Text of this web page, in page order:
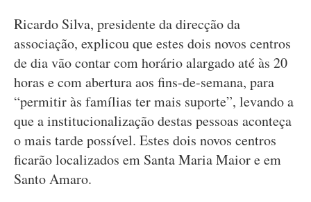
Ricardo Silva, presidente da direcção da
associação, explicou que estes dois novos centros
de dia vão contar com horário alargado até às 20
horas e com abertura aos fins-de-semana, para
“permitir às famílias ter mais suporte”, levando a
que a institucionalização destas pessoas aconteça
o mais tarde possível. Estes dois novos centros
ficarão localizados em Santa Maria Maior e em
Santo Amaro.